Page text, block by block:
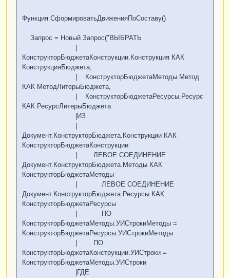
Функция СформироватьДвиженияПоСоставу()
Запрос = Новый Запрос("ВЫБРАТЬ
КонструкторБюджетаКонструкции.Конструкция КАК
КонструкцияБюджета,
| КонструкторБюджетаМетоды.Метод
КАК МетодЛитерыБюджета,
| КонструкторБюджетаРесурсы.Ресурс
КАК РесурсЛитерыБюджета
|ИЗ
Документ.КонструкторБюджета.Конструкции КАК
КонструкторБюджетаКонструкции
| ЛЕВОЕ СОЕДИНЕНИЕ
Документ.КонструкторБюджета.Методы КАК
КонструкторБюджетаМетоды
| ЛЕВОЕ СОЕДИНЕНИЕ
Документ.КонструкторБюджета.Ресурсы КАК
КонструкторБюджетаРесурсы
| ПО
КонструкторБюджетаМетоды.УИСтрокиМетоды =
КонструкторБюджетаРесурсы.УИСтрокиМетоды
| ПО
КонструкторБюджетаКонструкции.УИСтроки =
КонструкторБюджетаМетоды.УИСтроки
|ГДЕ